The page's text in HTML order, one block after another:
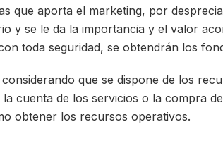
que aporta el marketing, por
y se le da la importancia y el valor
toda seguridad, se obtendrán los
que se dispone de los
cuenta de los servicios o la compra
obtener los recursos operativos.